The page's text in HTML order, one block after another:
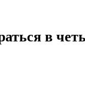
в